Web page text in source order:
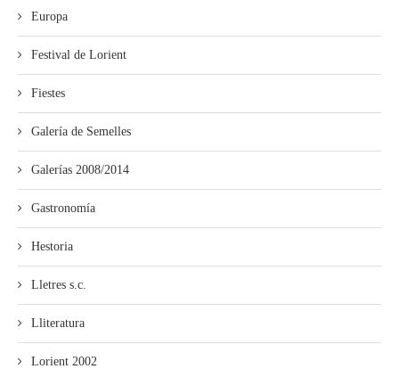
Europa
Festival de Lorient
Fiestes
Galería de Semelles
Galerías 2008/2014
Gastronomía
Hestoria
Lletres s.c.
Lliteratura
Lorient 2002